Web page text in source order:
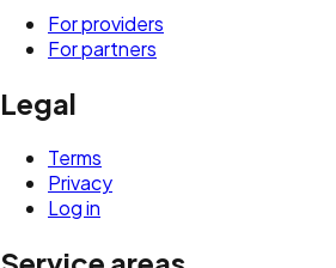
For providers
For partners
Legal
Terms
Privacy
Log in